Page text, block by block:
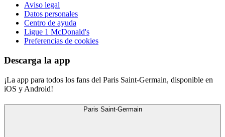
Aviso legal
Datos personales
Centro de ayuda
Ligue 1 McDonald's
Preferencias de cookies
Descarga la app
¡La app para todos los fans del Paris Saint-Germain, disponible en
iOS y Android!
Paris Saint-Germain